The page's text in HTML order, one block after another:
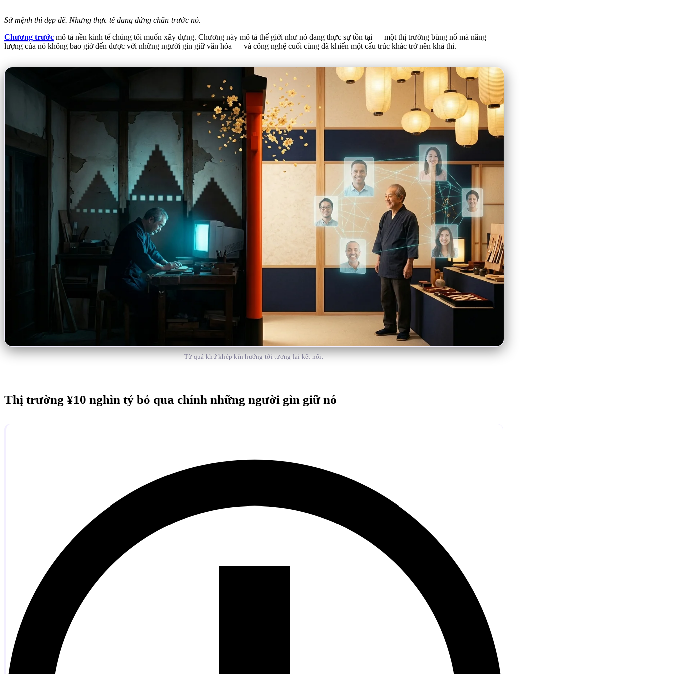
Sứ mệnh thì đẹp đẽ. Nhưng thực tế đang đứng chắn trước nó.
Chương trước mô tả nền kinh tế chúng tôi muốn xây dựng. Chương này mô tả thế giới như nó đang thực sự tồn tại — một thị trường bùng nổ mà năng
lượng của nó không bao giờ đến được với những người gìn giữ văn hóa — và công nghệ cuối cùng đã khiến một cấu trúc khác trở nên khả thi.
Từ quá khứ khép kín hướng tới tương lai kết nối.
Thị trường ¥10 nghìn tỷ bỏ qua chính những người gìn giữ nó